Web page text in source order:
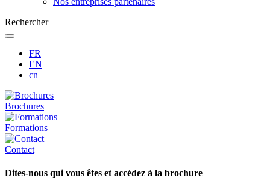
Rechercher
FR
EN
cn
Brochures
Formations
Contact
Dites-nous qui vous êtes et accédez à la brochure